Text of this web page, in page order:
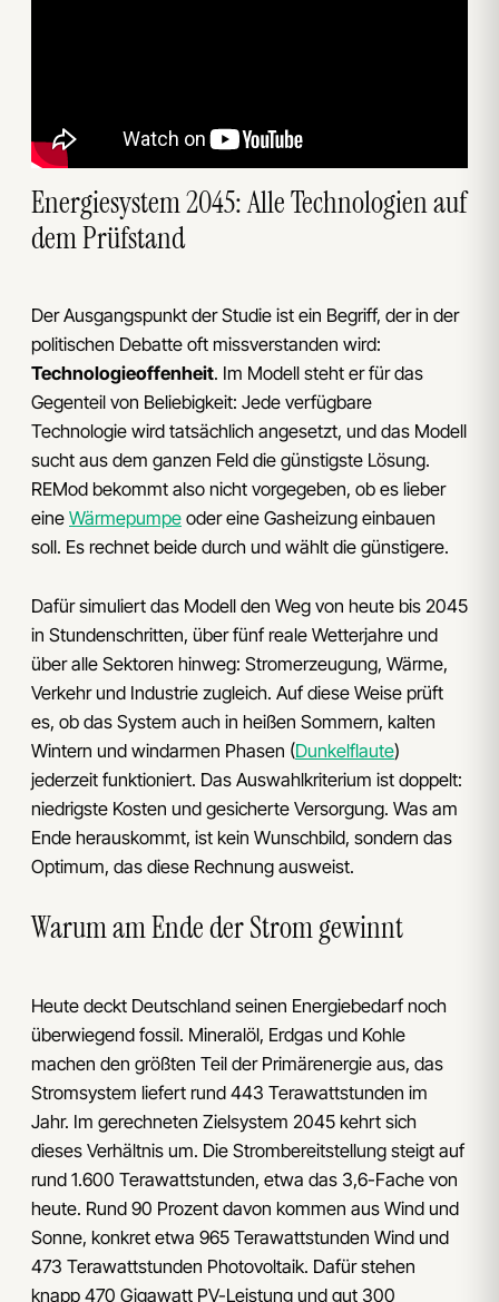
Energiesystem 2045: Alle Technologien auf
dem Prüfstand
Der Ausgangspunkt der Studie ist ein Begriff, der in der
politischen Debatte oft missverstanden wird:
Technologieoffenheit. Im Modell steht er für das
Gegenteil von Beliebigkeit: Jede verfügbare
Technologie wird tatsächlich angesetzt, und das Modell
sucht aus dem ganzen Feld die günstigste Lösung.
REMod bekommt also nicht vorgegeben, ob es lieber
eine Wärmepumpe oder eine Gasheizung einbauen
soll. Es rechnet beide durch und wählt die günstigere.
Dafür simuliert das Modell den Weg von heute bis 2045
in Stundenschritten, über fünf reale Wetterjahre und
über alle Sektoren hinweg: Stromerzeugung, Wärme,
Verkehr und Industrie zugleich. Auf diese Weise prüft
es, ob das System auch in heißen Sommern, kalten
Wintern und windarmen Phasen (Dunkelflaute)
jederzeit funktioniert. Das Auswahlkriterium ist doppelt:
niedrigste Kosten und gesicherte Versorgung. Was am
Ende herauskommt, ist kein Wunschbild, sondern das
Optimum, das diese Rechnung ausweist.
Warum am Ende der Strom gewinnt
Heute deckt Deutschland seinen Energiebedarf noch
überwiegend fossil. Mineralöl, Erdgas und Kohle
machen den größten Teil der Primärenergie aus, das
Stromsystem liefert rund 443 Terawattstunden im
Jahr. Im gerechneten Zielsystem 2045 kehrt sich
dieses Verhältnis um. Die Strombereitstellung steigt auf
rund 1.600 Terawattstunden, etwa das 3,6-Fache von
heute. Rund 90 Prozent davon kommen aus Wind und
Sonne, konkret etwa 965 Terawattstunden Wind und
473 Terawattstunden Photovoltaik. Dafür stehen
knapp 470 Gigawatt PV-Leistung und gut 300